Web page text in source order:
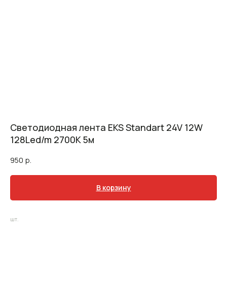
Светодиодная лента EKS Standart 24V 12W
128Led/m 2700K 5м
950 р.
В корзину
шт.